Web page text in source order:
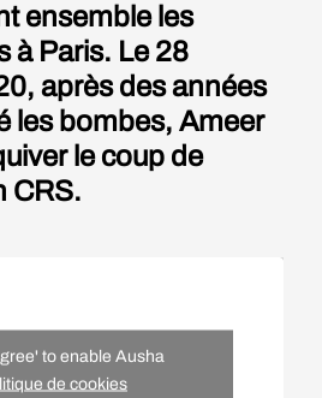
ensemble les
à Paris. Le 28
après des années
les bombes, Ameer
le coup de
CRS.
to enable Ausha
de cookies